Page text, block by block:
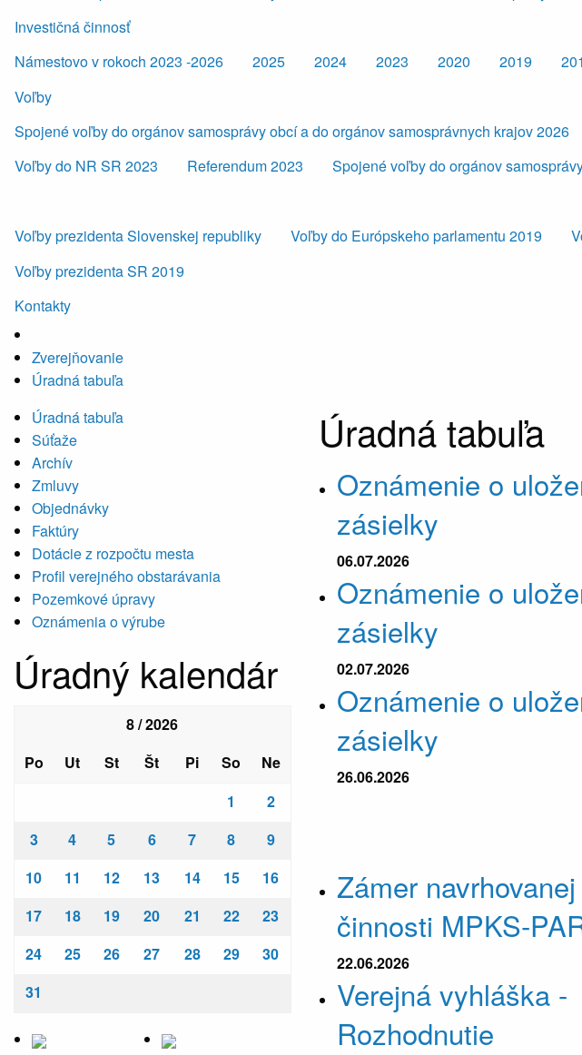
Investičná činnosť
Námestovo v rokoch 2023 -2026
2025 2024 2023 2020 2019
Voľby
Spojené voľby do orgánov samosprávy obcí a do orgánov samosprávnych krajov 2026
Voľby do NR SR 2023
Referendum 2023 Spojené voľby do orgánov
Voľby prezidenta Slovenskej republiky
Voľby prezidenta SR 2019
Voľby do Európskeho parlamentu 2019
Kontakty
Zverejňovanie
Úradná tabuľa
Úradná tabuľa
Súťaže
Archív
Zmluvy
Objednávky
Faktúry
Dotácie z rozpočtu mesta
Profil verejného obstarávania
Pozemkové úpravy
Oznámenia o výrube
Úradný kalendár
8 / 2026
Po
Ut St Št Pi So
Ne
1
2
3
4 5 6 7 8
9
10
11 12 13 14 15
16
17
18 19 20 21 22
23
24
25 26 27 28 29
30
31
Úradná tabuľa
Oznámenie o
zásielky
06.07.2026
Oznámenie o
zásielky
02.07.2026
Oznámenie o
zásielky
26.06.2026
Zámer navrhovanej
činnosti MPKS-
22.06.2026
Verejná vyhláška -
Rozhodnutie